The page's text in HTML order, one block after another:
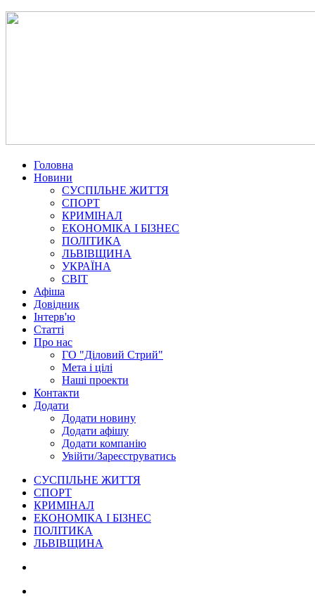
Головна
Новини
СУСПІЛЬНЕ ЖИТТЯ
СПОРТ
КРИМІНАЛ
ЕКОНОМІКА І БІЗНЕС
ПОЛІТИКА
ЛЬВІВЩИНА
УКРАЇНА
СВІТ
Афіша
Довідник
Інтерв'ю
Статті
Про нас
ГО "Діловий Стрий"
Мета і цілі
Наші проекти
Контакти
Додати
Додати новину
Додати афішу
Додати компанію
Увійти/Зареєструватись
СУСПІЛЬНЕ ЖИТТЯ
СПОРТ
КРИМІНАЛ
ЕКОНОМІКА І БІЗНЕС
ПОЛІТИКА
ЛЬВІВЩИНА